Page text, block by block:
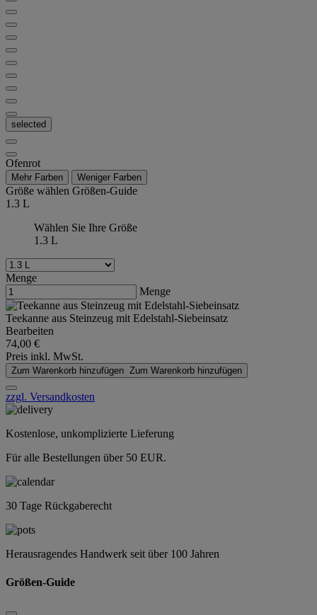
selected
Ofenrot
Mehr Farben Weniger Farben
Größe wählen Größen-Guide
1.3 L
Wählen Sie Ihre Größe
1.3 L
Menge
Menge
Teekanne aus Steinzeug mit Edelstahl-Siebeinsatz
Bearbeiten
74,00 €
Preis inkl. MwSt.
Zum Warenkorb hinzufügen Zum Warenkorb hinzufügen
zzgl. Versandkosten
Kostenlose, unkomplizierte Lieferung
Für alle Bestellungen über 50 EUR.
30 Tage Rückgaberecht
Herausragendes Handwerk seit über 100 Jahren
Größen-Guide